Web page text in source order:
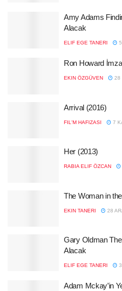
Amy Adams
Alacak
ELIF EGE TANERI
Ron Howard
EKIN ÖZGÜVEN 28
Arrival (2016)
FIL'M HAFIZASI 7
Her (2013)
RABIA ELIF ÖZCAN
The Woman in
EKIN TANERI 28
Gary Oldman
Alacak
ELIF EGE TANERI
Adam Mckay’in